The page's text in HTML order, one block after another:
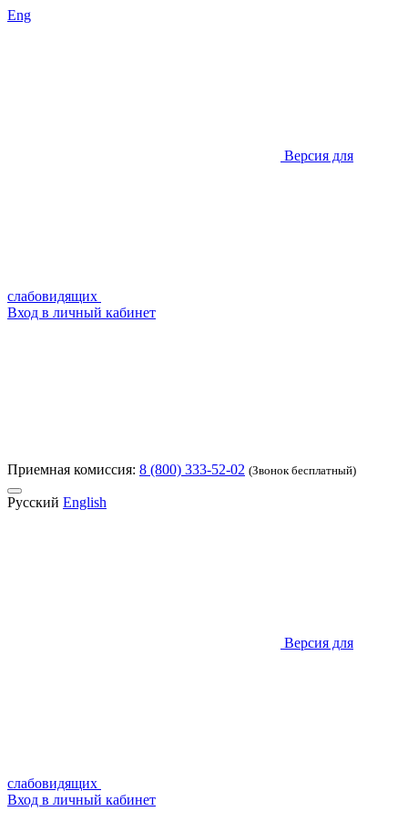
Eng
Версия для
слабовидящих
Вход в личный кабинет
Приемная комиссия: 8 (800) 333-52-02 (Звонок бесплатный)
Русский English
Версия для
слабовидящих
Вход в личный кабинет